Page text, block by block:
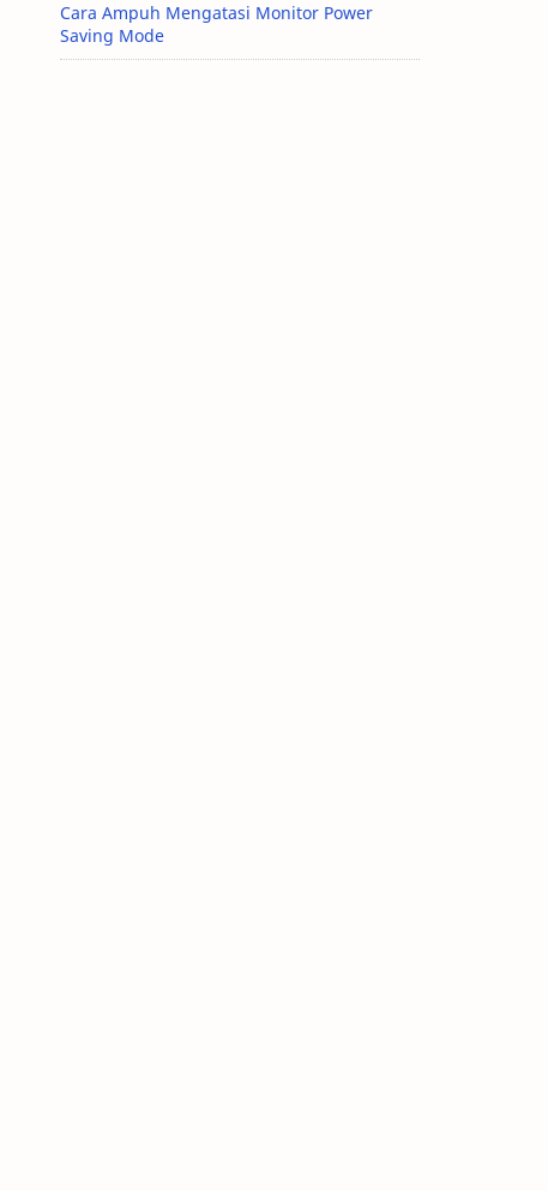
Cara Ampuh Mengatasi Monitor Power
Saving Mode